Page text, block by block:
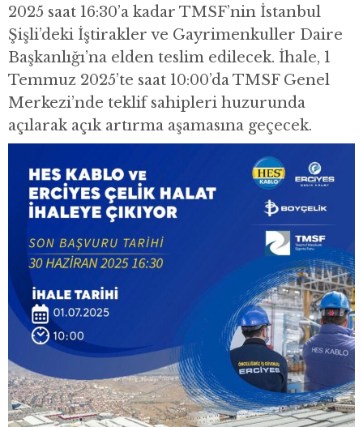
2025 saat 16:30’a kadar TMSF’nin İstanbul
Şişli’deki İştirakler ve Gayrimenkuller Daire
Başkanlığı’na elden teslim edilecek. İhale, 1
Temmuz 2025’te saat 10:00’da TMSF Genel
Merkezi’nde teklif sahipleri huzurunda
açılarak açık artırma aşamasına geçecek.